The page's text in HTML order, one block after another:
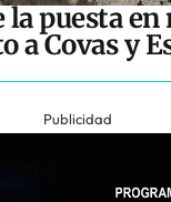
la puesta en
a Covas y
Publicidad